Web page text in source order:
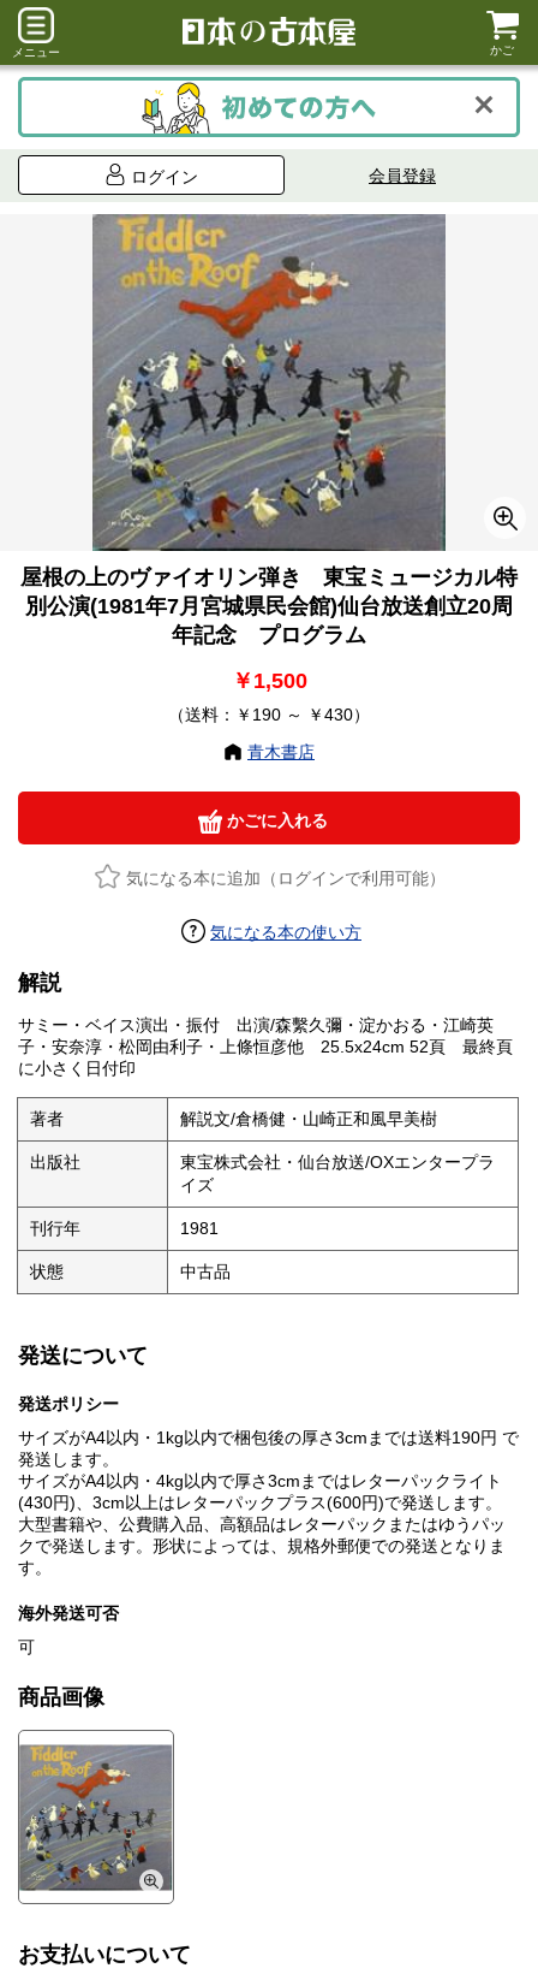
メニュー かご
ログイン 会員登録
屋根の上のヴァイオリン弾き 東宝ミュージカル特
別公演(1981年7月宮城県民会館)仙台放送創立20周
年記念 プログラム
￥1,500
（送料：￥190 ～ ￥430）
青木書店
かごに入れる
気になる本に追加（ログインで利用可能）
気になる本の使い方
解説
サミー・ベイス演出・振付 出演/森繫久彌・淀かおる・江崎英
子・安奈淳・松岡由利子・上條恒彦他 25.5x24cm 52頁 最終頁
に小さく日付印
著者 解説文/倉橋健・山崎正和風早美樹
出版社
東宝株式会社・仙台放送/OXエンタープラ
イズ
刊行年 1981
状態 中古品
発送について
発送ポリシー
サイズがA4以内・1kg以内で梱包後の厚さ3cmまでは送料190円 で
発送します。
サイズがA4以内・4kg以内で厚さ3cmまではレターパックライト
(430円)、3cm以上はレターパックプラス(600円)で発送します。
大型書籍や、公費購入品、高額品はレターパックまたはゆうパッ
クで発送します。形状によっては、規格外郵便での発送となりま
す。
海外発送可否
可
商品画像
お支払いについて